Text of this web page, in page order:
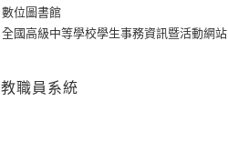
數位圖書館
全國高級中等學校學生事務資訊暨活動網站
教職員系統